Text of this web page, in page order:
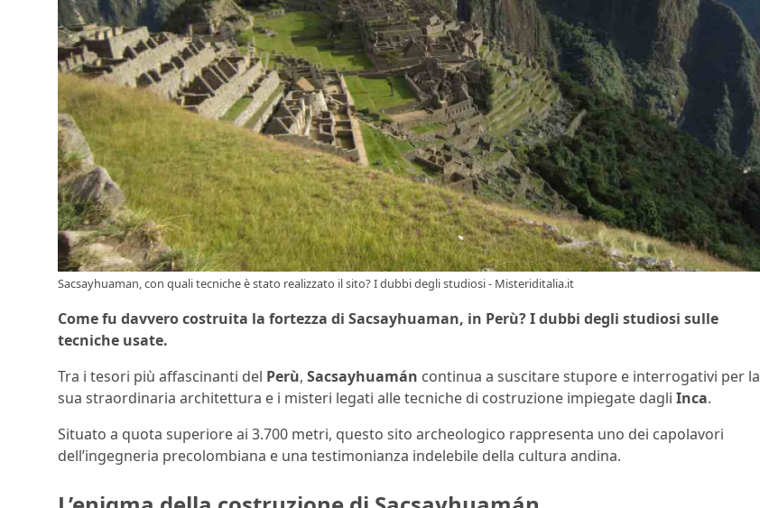
Sacsayhuaman, con quali tecniche è stato realizzato il sito? I dubbi degli studiosi - Misteriditalia.it
Come fu davvero costruita la fortezza di Sacsayhuaman, in Perù? I dubbi degli studiosi sulle
tecniche usate.
Tra i tesori più affascinanti del Perù, Sacsayhuamán continua a suscitare stupore e interrogativi per la
sua straordinaria architettura e i misteri legati alle tecniche di costruzione impiegate dagli Inca.
Situato a quota superiore ai 3.700 metri, questo sito archeologico rappresenta uno dei capolavori
dell’ingegneria precolombiana e una testimonianza indelebile della cultura andina.